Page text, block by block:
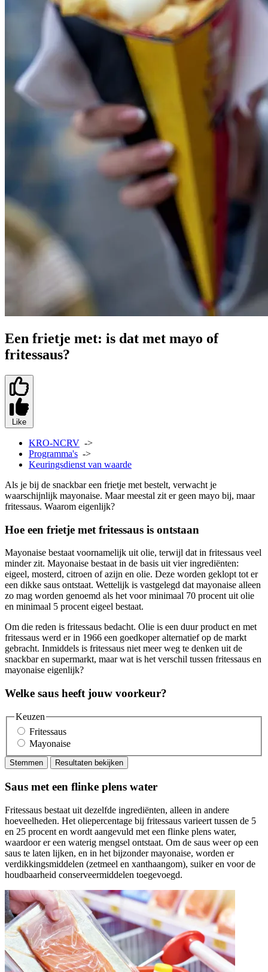
Een frietje met: is dat met mayo of
fritessaus?
Like
KRO-NCRV ->
Programma's ->
Keuringsdienst van waarde
Als je bij de snackbar een frietje met bestelt, verwacht je
waarschijnlijk mayonaise. Maar meestal zit er geen mayo bij, maar
fritessaus. Waarom eigenlijk?
Hoe een frietje met fritessaus is ontstaan
Mayonaise bestaat voornamelijk uit olie, terwijl dat in fritessaus veel
minder zit. Mayonaise bestaat in de basis uit vier ingrediënten:
eigeel, mosterd, citroen of azijn en olie. Deze worden geklopt tot er
een dikke saus ontstaat. Wettelijk is vastgelegd dat mayonaise alleen
zo mag worden genoemd als het voor minimaal 70 procent uit olie
en minimaal 5 procent eigeel bestaat.
Om die reden is fritessaus bedacht. Olie is een duur product en met
fritessaus werd er in 1966 een goedkoper alternatief op de markt
gebracht. Inmiddels is fritessaus niet meer weg te denken uit de
snackbar en supermarkt, maar wat is het verschil tussen fritessaus en
mayonaise eigenlijk?
Welke saus heeft jouw voorkeur?
Keuzen
Fritessaus
Mayonaise
Stemmen Resultaten bekijken
Saus met een flinke plens water
Fritessaus bestaat uit dezelfde ingrediënten, alleen in andere
hoeveelheden. Het oliepercentage bij fritessaus varieert tussen de 5
en 25 procent en wordt aangevuld met een flinke plens water,
waardoor er een waterig mengsel ontstaat. Om de saus weer op een
saus te laten lijken, en in het bijzonder mayonaise, worden er
verdikkingsmiddelen (zetmeel en xanthaangom), suiker en voor de
houdbaarheid conserveermiddelen toegevoegd.